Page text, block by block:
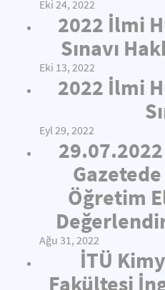
Eki 24, 2022
2022 İlmi
Sınavı
Eki 13, 2022
2022 İlmi
Eyl 29, 2022
Öğretim
Ağu 31, 2022
İTÜ
Fakültesi